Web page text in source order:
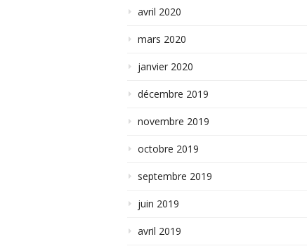
avril 2020
mars 2020
janvier 2020
décembre 2019
novembre 2019
octobre 2019
septembre 2019
juin 2019
avril 2019